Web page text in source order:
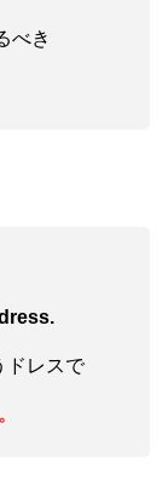
べき
ドレスで